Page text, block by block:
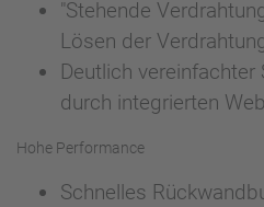
"Stehende
Lösen der
Deutlich vereinfachter
durch integrierten
Hohe Performance
Schnelles